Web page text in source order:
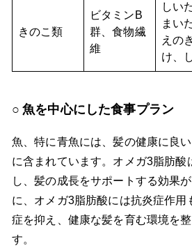
きのこ類
ビタミンB
群、食物繊
維
しい
まい
えの
け、
魚を中心にした食事プラン
魚、特に青魚には、髪の健康に良
に含まれています。オメガ3脂肪酸
し、髪の成長をサポートする効果
に、オメガ3脂肪酸には抗炎症作用
症を抑え、健康な髪を育む環境を
す。